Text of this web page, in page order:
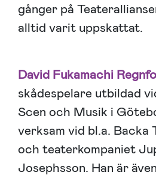
gånger på
alltid varit uppskattat.
David Fukamachi
skådespelare utbildad
Scen och Musik i
verksam vid bl.a. Backa
och teaterkompaniet
Josephsson. Han är